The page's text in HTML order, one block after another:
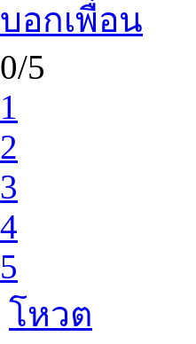
บอกเพื่อน
0/5
1
2
3
4
5
โหวต